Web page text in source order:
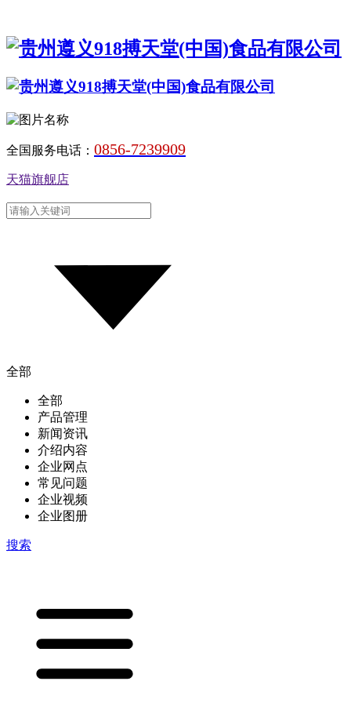
全国服务电话： 0856-7239909
天猫旗舰店
全部
全部
产品管理
新闻资讯
介绍内容
企业网点
常见问题
企业视频
企业图册
搜索